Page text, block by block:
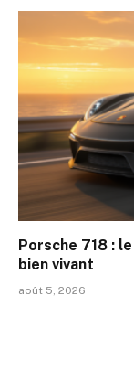
Porsche 718 :
bien vivant
août 5, 2026